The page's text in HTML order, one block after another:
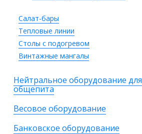
Салат-бары
Тепловые линии
Столы с подогревом
Винтажные мангалы
Нейтральное оборудование для
общепита
Весовое оборудование
Банковское оборудование